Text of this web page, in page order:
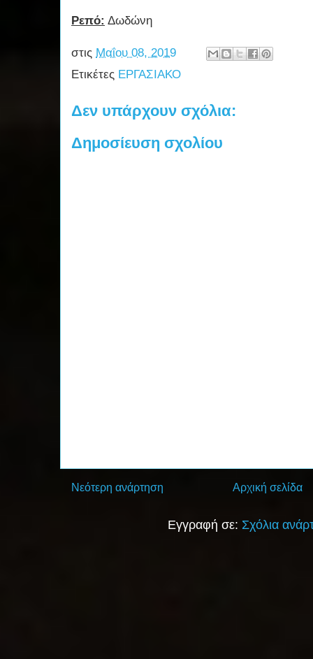
Ρεπό: Δωδώνη
στις Μαΐου 08, 2019
Ετικέτες ΕΡΓΑΣΙΑΚΟ
Δεν υπάρχουν σχόλια:
Δημοσίευση σχολίου
Νεότερη ανάρτηση Αρχική σελίδα
Εγγραφή σε: Σχόλια